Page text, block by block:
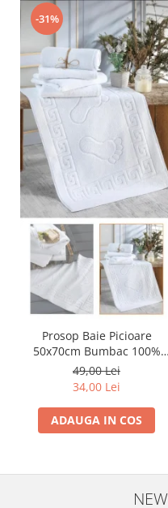
-31%
Prosop Baie Picioare
50x70cm Bumbac 100%
Gros
49,00 Lei
34,00 Lei
ADAUGA IN COS